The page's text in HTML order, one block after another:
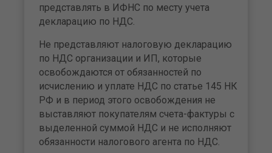
представлять в ИФНС по месту учета
декларацию по НДС.
Не представляют налоговую декларацию
по НДС организации и ИП, которые
освобождаются от обязанностей по
исчислению и уплате НДС по статье 145 НК
РФ и в период этого освобождения не
выставляют покупателям счета-фактуры с
выделенной суммой НДС и не исполняют
обязанности налогового агента по НДС.